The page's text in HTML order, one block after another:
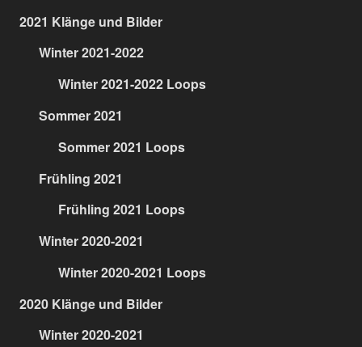
2021 Klänge und Bilder
Winter 2021-2022
Winter 2021-2022 Loops
Sommer 2021
Sommer 2021 Loops
Frühling 2021
Frühling 2021 Loops
Winter 2020-2021
Winter 2020-2021 Loops
2020 Klänge und Bilder
Winter 2020-2021